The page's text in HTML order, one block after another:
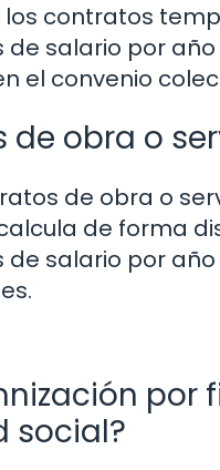
los contratos
de salario por
el convenio
de obra o
de obra o
de forma
de salario por
social?